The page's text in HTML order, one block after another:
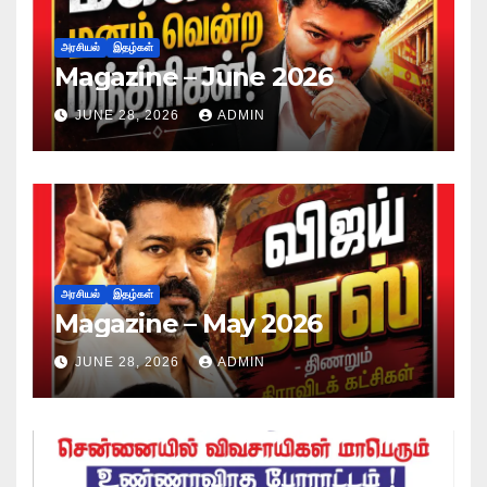
அரசியல் இதழ்கள்
Magazine – June 2026
JUNE 28, 2026 ADMIN
அரசியல் இதழ்கள்
Magazine – May 2026
JUNE 28, 2026 ADMIN